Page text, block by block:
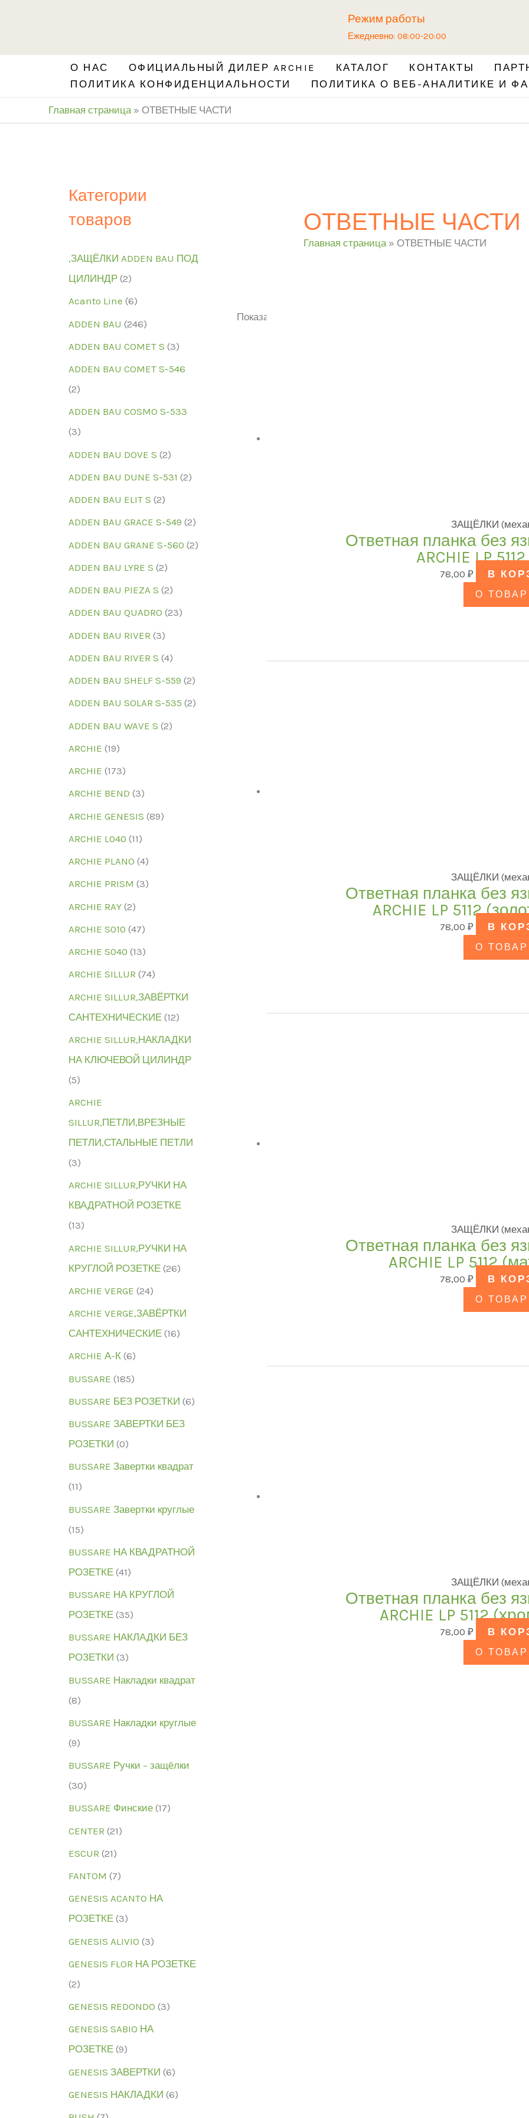
Режим работы
Ежедневно: 08:00-20:00
О НАС ОФИЦИАЛЬНЫЙ ДИЛЕР ARCHIE КАТАЛОГ КОНТАКТЫ
ПОЛИТИКА КОНФИДЕНЦИАЛЬНОСТИ
ПОЛИТИКА О ВЕБ-АНАЛИТИКЕ И
Главная страница » ОТВЕТНЫЕ ЧАСТИ
Категории
товаров
,ЗАЩЁЛКИ ADDEN BAU ПОД
ЦИЛИНДР (2)
Acanto Line (6)
ADDEN BAU (246)
ADDEN BAU COMET S (3)
ADDEN BAU COMET S-546
(2)
ADDEN BAU COSMO S-533
(3)
ADDEN BAU DOVE S (2)
ADDEN BAU DUNE S-531 (2)
ADDEN BAU ELIT S (2)
ADDEN BAU GRACE S-549 (2)
ADDEN BAU GRANE S-560 (2)
ADDEN BAU LYRE S (2)
ADDEN BAU PIEZA S (2)
ADDEN BAU QUADRO (23)
ADDEN BAU RIVER (3)
ADDEN BAU RIVER S (4)
ADDEN BAU SHELF S-559 (2)
ADDEN BAU SOLAR S-535 (2)
ADDEN BAU WAVE S (2)
ARCHIE (19)
ARCHIE (173)
ARCHIE BEND (3)
ARCHIE GENESIS (89)
ARCHIE L040 (11)
ARCHIE PLANO (4)
ARCHIE PRISM (3)
ARCHIE RAY (2)
ARCHIE S010 (47)
ARCHIE S040 (13)
ARCHIE SILLUR (74)
ARCHIE SILLUR,ЗАВЁРТКИ
САНТЕХНИЧЕСКИЕ (12)
ARCHIE SILLUR,НАКЛАДКИ
НА КЛЮЧЕВОЙ ЦИЛИНДР
(5)
ARCHIE
SILLUR,ПЕТЛИ,ВРЕЗНЫЕ
ПЕТЛИ,СТАЛЬНЫЕ ПЕТЛИ
(3)
ARCHIE SILLUR,РУЧКИ НА
КВАДРАТНОЙ РОЗЕТКЕ
(13)
ARCHIE SILLUR,РУЧКИ НА
КРУГЛОЙ РОЗЕТКЕ (26)
ARCHIE VERGE (24)
ARCHIE VERGE,ЗАВЁРТКИ
САНТЕХНИЧЕСКИЕ (16)
ARCHIE А-К (6)
BUSSARE (185)
BUSSARE БЕЗ РОЗЕТКИ (6)
BUSSARE ЗАВЕРТКИ БЕЗ
РОЗЕТКИ (0)
BUSSARE Завертки квадрат
(11)
BUSSARE Завертки круглые
(15)
BUSSARE НА КВАДРАТНОЙ
РОЗЕТКЕ (41)
BUSSARE НА КРУГЛОЙ
РОЗЕТКЕ (35)
BUSSARE НАКЛАДКИ БЕЗ
РОЗЕТКИ (3)
BUSSARE Накладки квадрат
(8)
BUSSARE Накладки круглые
(9)
BUSSARE Ручки – защёлки
(30)
BUSSARE Финские (17)
CENTER (21)
ESCUR (21)
FANTOM (7)
GENESIS ACANTO НА
РОЗЕТКЕ (3)
GENESIS ALIVIO (3)
GENESIS FLOR НА РОЗЕТКЕ
(2)
GENESIS REDONDO (3)
GENESIS SABIO НА
РОЗЕТКЕ (9)
GENESIS ЗАВЕРТКИ (6)
GENESIS НАКЛАДКИ (6)
r
c
h
ОТВЕТНЫЕ ЧАСТИ
Главная страница» ОТВЕТНЫЕ ЧАСТИ
Показаны все (4)
ЗАЩЁЛКИ
Ответная планка без
ARCHIE LP
78,00 ₽ В
О
ЗАЩЁЛКИ
Ответная планка без
ARCHIE LP 5112
78,00 ₽ В
О
ЗАЩЁЛКИ
Ответная планка без
ARCHIE LP 5112
78,00 ₽ В
О
ЗАЩЁЛКИ
Ответная планка без
ARCHIE LP 5112
78,00 ₽ В
О